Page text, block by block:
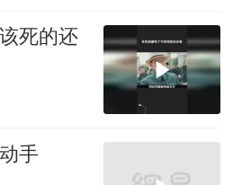
死的还
手